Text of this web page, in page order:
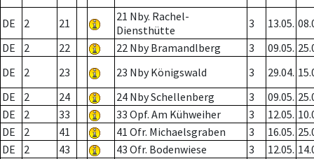
DE 2 21
21 Nby. Rachel-
Diensthütte
3 13.05.
DE
2 22 22 Nby Bramandlberg 3 09.05.
DE
2 23 23 Nby Königswald 3 29.04.
DE
2 24 24 Nby Schellenberg 3 09.05.
DE
2 33 33 Opf. Am Kühweiher 3 12.05.
DE
2 41 41 Ofr. Michaelsgraben 3 16.05.
DE
2 43 43 Ofr. Bodenwiese 3 12.05.